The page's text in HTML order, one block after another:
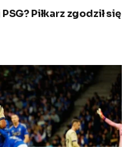
Piłkarz zgodził się